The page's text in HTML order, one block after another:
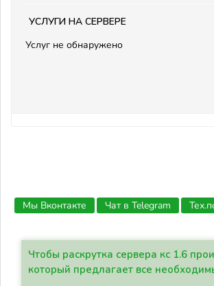
Услуги на сервере
Услуг не обнаружено
Мы Вконтакте Чат в Telegram
Чтобы раскрутка сервера кс 1.6
который предлагает все